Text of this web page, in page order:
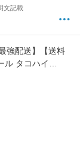
文記載
強配送】【送料
ル タコハイ
ボール takara
よりどり